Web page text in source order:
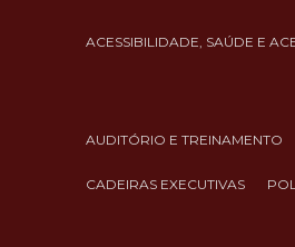
ACESSIBILIDADE, SAÚDE E
AUDITÓRIO E TREINAMENTO
CADEIRAS EXECUTIVAS